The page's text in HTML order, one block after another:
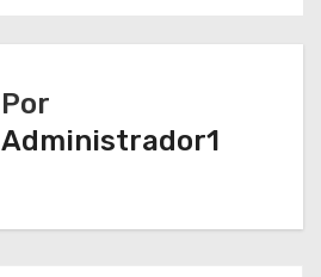
Por
Administrador1